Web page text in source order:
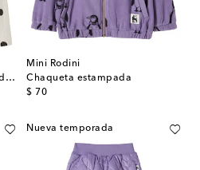
Camiseta en mezcla de algodón con lunares
Mini Rodini
Chaqueta estampada
$ 70
original price
Nueva temporada